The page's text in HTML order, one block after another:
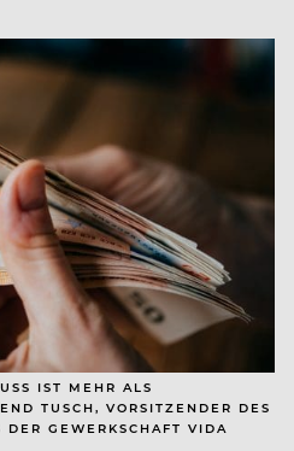
IST MEHR ALS
TUSCH, VORSITZENDER DES
DER GEWERKSCHAFT VIDA